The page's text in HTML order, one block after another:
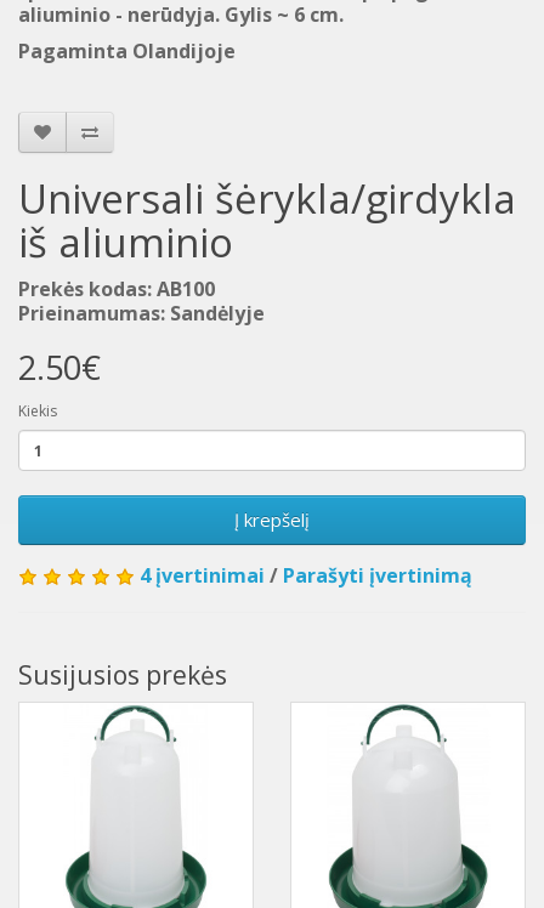
aliuminio - nerūdyja. Gylis ~ 6 cm.
Pagaminta Olandijoje
Universali šėrykla/girdykla
iš aliuminio
Prekės kodas: AB100
Prieinamumas: Sandėlyje
2.50€
Kiekis
Į krepšelį
4 įvertinimai / Parašyti įvertinimą
Susijusios prekės